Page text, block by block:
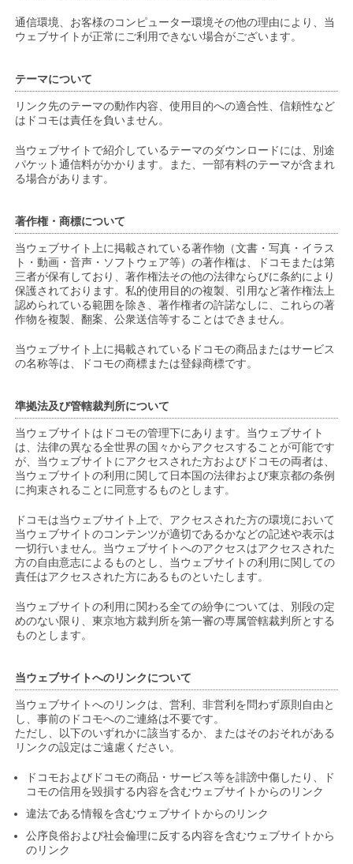
通信環境、お客様のコンピューター環境その他の理由により、当
ウェブサイトが正常にご利用できない場合がございます。
テーマについて
リンク先のテーマの動作内容、使用目的への適合性、信頼性など
はドコモは責任を負いません。
当ウェブサイトで紹介しているテーマのダウンロードには、別途
パケット通信料がかかります。また、一部有料のテーマが含まれ
る場合があります。
著作権・商標について
当ウェブサイト上に掲載されている著作物（文書・写真・イラス
ト・動画・音声・ソフトウェア等）の著作権は、ドコモまたは第
三者が保有しており、著作権法その他の法律ならびに条約により
保護されております。私的使用目的の複製、引用など著作権法上
認められている範囲を除き、著作権者の許諾なしに、これらの著
作物を複製、翻案、公衆送信等することはできません。
当ウェブサイト上に掲載されているドコモの商品またはサービス
の名称等は、ドコモの商標または登録商標です。
準拠法及び管轄裁判所について
当ウェブサイトはドコモの管理下にあります。当ウェブサイト
は、法律の異なる全世界の国々からアクセスすることが可能です
が、当ウェブサイトにアクセスされた方およびドコモの両者は、
当ウェブサイトの利用に関して日本国の法律および東京都の条例
に拘束されることに同意するものとします。
ドコモは当ウェブサイト上で、アクセスされた方の環境において
当ウェブサイトのコンテンツが適切であるかなどの記述や表示は
一切行いません。当ウェブサイトへのアクセスはアクセスされた
方の自由意志によるものとし、当ウェブサイトの利用に関しての
責任はアクセスされた方にあるものといたします。
当ウェブサイトの利用に関わる全ての紛争については、別段の定
めのない限り、東京地方裁判所を第一審の専属管轄裁判所とする
ものとします。
当ウェブサイトへのリンクについて
当ウェブサイトへのリンクは、営利、非営利を問わず原則自由と
し、事前のドコモへのご連絡は不要です。
ただし、以下のいずれかに該当するか、またはそのおそれがある
リンクの設定はご遠慮ください。
ドコモおよびドコモの商品・サービス等を誹謗中傷したり、ド
コモの信用を毀損する内容を含むウェブサイトからのリンク
違法である情報を含むウェブサイトからのリンク
公序良俗および社会倫理に反する内容を含むウェブサイトから
のリンク